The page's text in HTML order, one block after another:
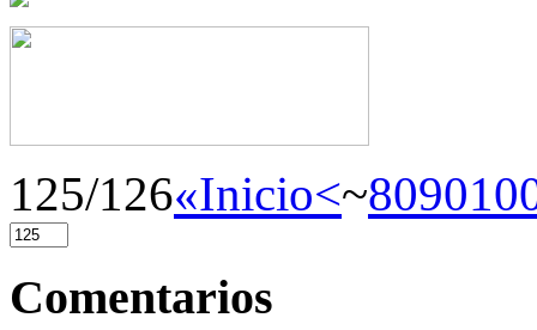
125/126«Inicio<~8090
Comentarios